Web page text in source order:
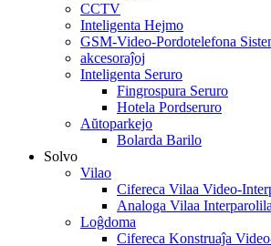
CCTV
Inteligenta Hejmo
GSM-Video-Pordotelefona
akcesoraĵoj
Inteligenta Seruro
Fingrospura Seruro
Hotela Pordseruro
Aŭtoparkejo
Bolarda Barilo
Solvo
Vilao
Cifereca Vilaa Video-
Analoga Vilaa
Loĝdoma
Cifereca Konstruaĵa